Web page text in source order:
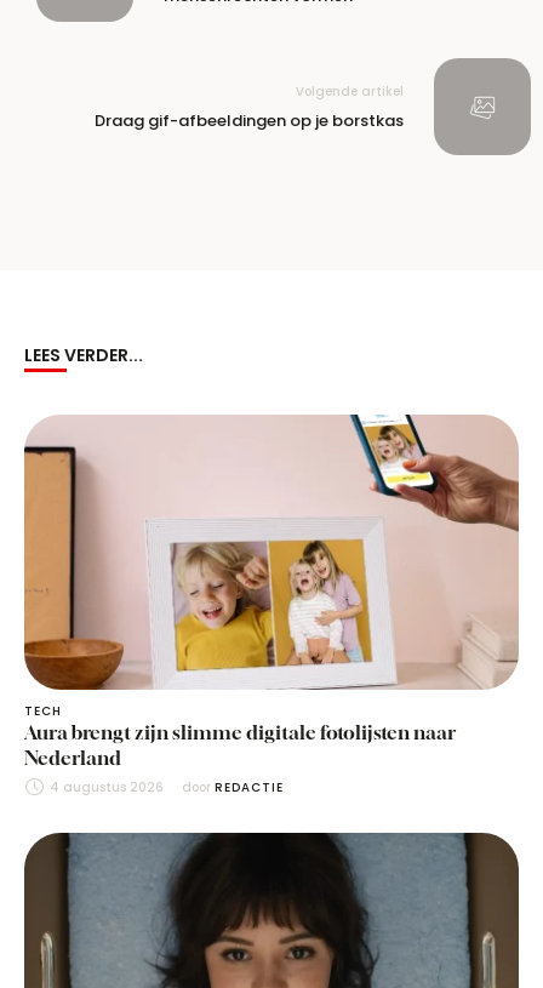
Volgende artikel
Draag gif-afbeeldingen op je borstkas
LEES VERDER...
TECH
Aura brengt zijn slimme digitale fotolijsten naar
Nederland
4 augustus 2026 door REDACTIE